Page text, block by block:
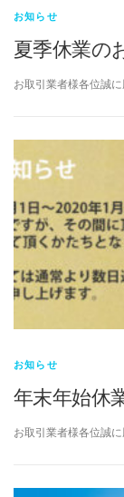
お知らせ
夏季休業の
お取引業者様各位誠
お知らせ
年末年始休
お取引業者様各位誠